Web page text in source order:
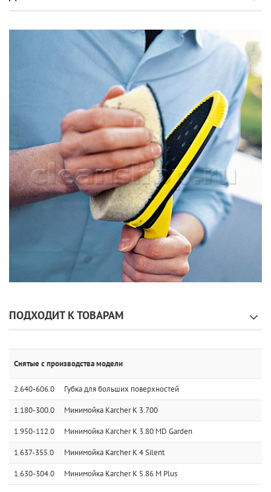
ПОДХОДИТ К ТОВАРАМ
Снятые с производства модели
2.640-606.0 Губка для больших поверхностей
1.180-300.0 Минимойка Karcher K 3.700
1.950-112.0 Минимойка Karcher K 3.80 MD Garden
1.637-355.0 Минимойка Karcher K 4 Silent
1.630-304.0 Минимойка Karcher K 5.86 M Plus